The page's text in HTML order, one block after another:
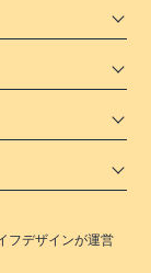
フデザインが運営